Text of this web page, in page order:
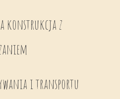
konstrukcja z
i transportu